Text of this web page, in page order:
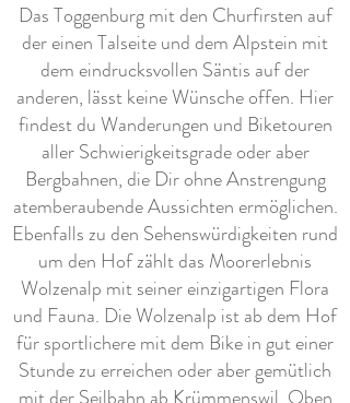
Das Toggenburg mit den Churfirsten auf
der einen Talseite und dem Alpstein mit
dem eindrucksvollen Säntis auf der
anderen, lässt keine Wünsche offen. Hier
findest du Wanderungen und Biketouren
aller Schwierigkeitsgrade oder aber
Bergbahnen, die Dir ohne Anstrengung
atemberaubende Aussichten ermöglichen.
Ebenfalls zu den Sehenswürdigkeiten rund
um den Hof zählt das Moorerlebnis
Wolzenalp mit seiner einzigartigen Flora
und Fauna. Die Wolzenalp ist ab dem Hof
für sportlichere mit dem Bike in gut einer
Stunde zu erreichen oder aber gemütlich